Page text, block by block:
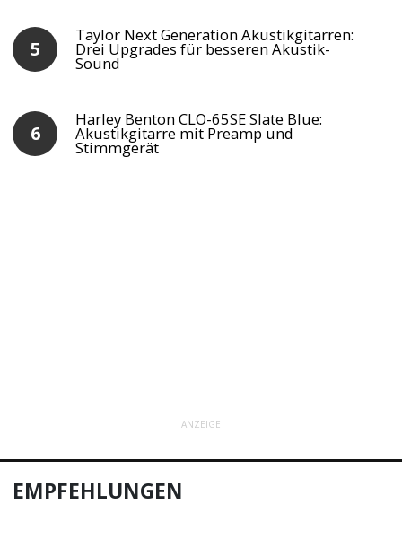
Taylor Next Generation Akustikgitarren:
Drei Upgrades für besseren Akustik-
Sound
Harley Benton CLO-65SE Slate Blue:
Akustikgitarre mit Preamp und
Stimmgerät
ANZEIGE
EMPFEHLUNGEN